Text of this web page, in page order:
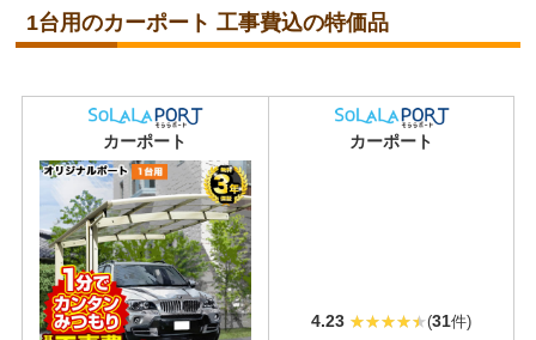
1台用のカーポート 工事費込の特価品
カーポート カーポート